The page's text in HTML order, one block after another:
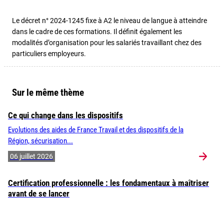
Le décret n° 2024-1245 fixe à A2 le niveau de langue à atteindre
dans le cadre de ces formations. Il définit également les
modalités d’organisation pour les salariés travaillant chez des
particuliers employeurs.
Sur le même thème
Ce qui change dans les dispositifs
Evolutions des aides de France Travail et des dispositifs de la
Région, sécurisation...
06 juillet 2026
Certification professionnelle : les fondamentaux à maîtriser
avant de se lancer